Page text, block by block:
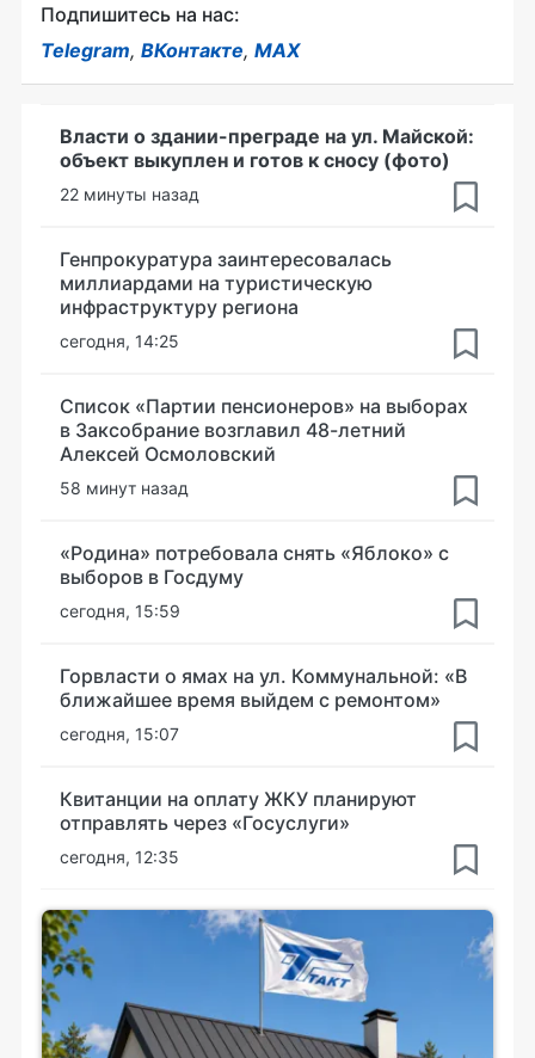
Подпишитесь на нас:
Telegram, ВКонтакте, MAX
Власти о здании-преграде на ул. Майской:
объект выкуплен и готов к сносу (фото)
22 минуты назад
Генпрокуратура заинтересовалась
миллиардами на туристическую
инфраструктуру региона
сегодня, 14:25
Список «Партии пенсионеров» на выборах
в Заксобрание возглавил 48-летний
Алексей Осмоловский
58 минут назад
«Родина» потребовала снять «Яблоко» с
выборов в Госдуму
сегодня, 15:59
Горвласти о ямах на ул. Коммунальной: «В
ближайшее время выйдем с ремонтом»
сегодня, 15:07
Квитанции на оплату ЖКУ планируют
отправлять через «Госуслуги»
сегодня, 12:35